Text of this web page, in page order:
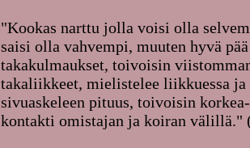
"Kookas narttu jolla voisi olla
saisi olla vahvempi, muuten hyvä
takakulmaukset, toivoisin
takaliikkeet, mielistelee liikkuessa
sivuaskeleen pituus, toivoisin
kontakti omistajan ja koiran välillä."